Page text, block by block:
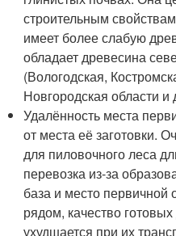
строительным
имеет более слабую
обладает древесина
(Вологодская,
Новгородская области и
Удалённость места
от места её заготовки.
для пиловочного леса
перевозка из-за
база и место
рядом, качество
ухудшается при их